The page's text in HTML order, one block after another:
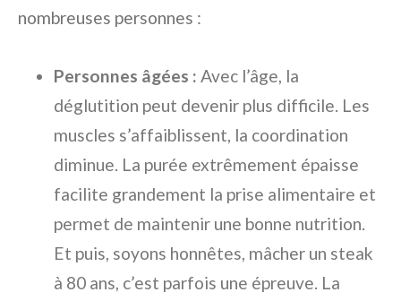
nombreuses personnes :
Personnes âgées : Avec l’âge, la
déglutition peut devenir plus difficile. Les
muscles s’affaiblissent, la coordination
diminue. La purée extrêmement épaisse
facilite grandement la prise alimentaire et
permet de maintenir une bonne nutrition.
Et puis, soyons honnêtes, mâcher un steak
à 80 ans, c’est parfois une épreuve. La